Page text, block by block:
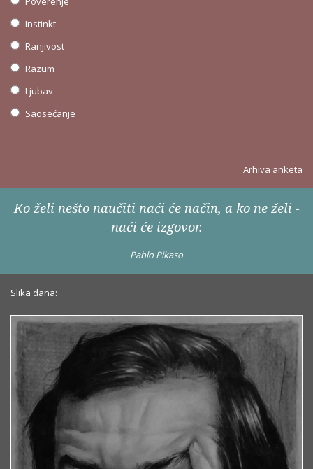
Instinkt
Ranjivost
Razum
Ljubav
Saosećanje
Arhiva anketa
Ko želi nešto naučiti naći će način, a ko ne želi -
naći će izgovor.
Pablo Pikaso
Slika dana: